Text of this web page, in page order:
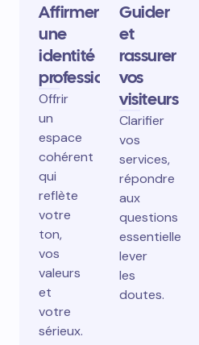
Affirmer
une
identité
professionnelle
Offrir
un
espace
cohérent
qui
reflète
votre
ton,
vos
valeurs
et
votre
sérieux.
Guider
et
rassurer
vos
visiteurs
Clarifier
vos
services,
répondre
aux
questions
essentielles,
lever
les
doutes.